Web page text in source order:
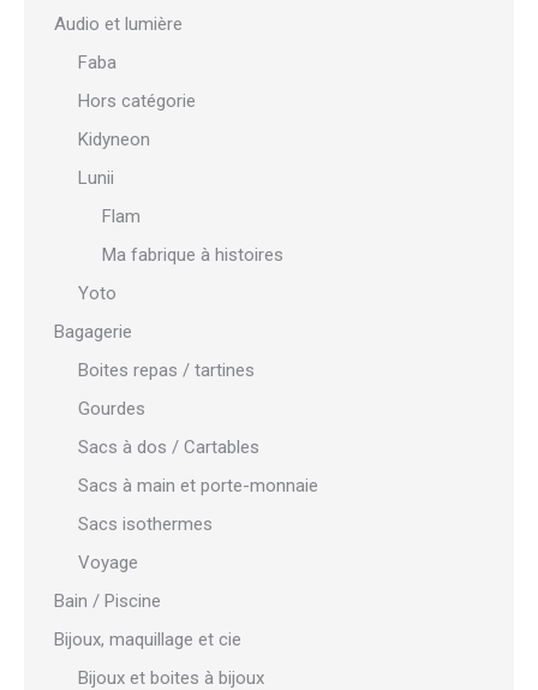
Audio et lumière
Faba
Hors catégorie
Kidyneon
Lunii
Flam
Ma fabrique à histoires
Yoto
Bagagerie
Boites repas / tartines
Gourdes
Sacs à dos / Cartables
Sacs à main et porte-monnaie
Sacs isothermes
Voyage
Bain / Piscine
Bijoux, maquillage et cie
Bijoux et boites à bijoux